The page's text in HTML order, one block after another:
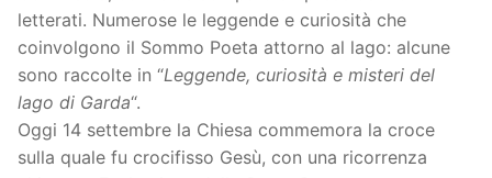
letterati. Numerose le leggende e curiosità che
coinvolgono il Sommo Poeta attorno al lago: alcune
sono raccolte in “Leggende, curiosità e misteri del
lago di Garda“.
Oggi 14 settembre la Chiesa commemora la croce
sulla quale fu crocifisso Gesù, con una ricorrenza